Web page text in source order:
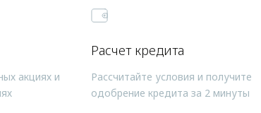
акциях и
Расчет кредита
Рассчитайте условия и получите
одобрение кредита за 2 минуты